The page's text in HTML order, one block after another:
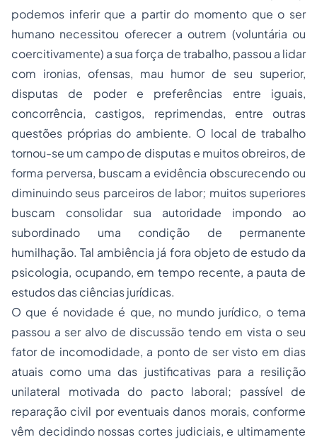
podemos inferir que a partir do momento que o ser
humano necessitou oferecer a outrem (voluntária ou
coercitivamente) a sua força de trabalho, passou a lidar
com ironias, ofensas, mau humor de seu superior,
disputas de poder e preferências entre iguais,
concorrência, castigos, reprimendas, entre outras
questões próprias do ambiente. O local de trabalho
tornou-se um campo de disputas e muitos obreiros, de
forma perversa, buscam a evidência obscurecendo ou
diminuindo seus parceiros de labor; muitos superiores
buscam consolidar sua autoridade impondo ao
subordinado uma condição de permanente
humilhação. Tal ambiência já fora objeto de estudo da
psicologia, ocupando, em tempo recente, a pauta de
estudos das ciências jurídicas.
O que é novidade é que, no mundo jurídico, o tema
passou a ser alvo de discussão tendo em vista o seu
fator de incomodidade, a ponto de ser visto em dias
atuais como uma das justificativas para a resilição
unilateral motivada do pacto laboral; passível de
reparação civil por eventuais danos morais, conforme
vêm decidindo nossas cortes judiciais, e ultimamente